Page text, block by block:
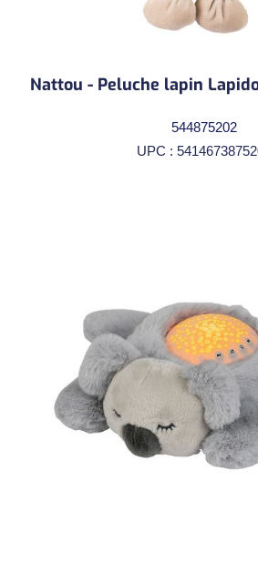
Nattou - Peluche lapin
544875202
UPC :